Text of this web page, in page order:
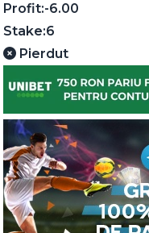
Profit:-6.00
Stake:6
Pierdut